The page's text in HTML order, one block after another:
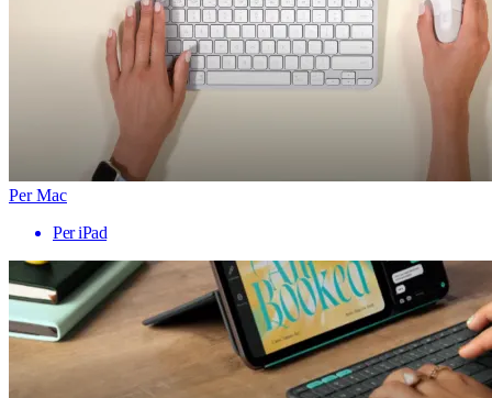
Per Mac
Per iPad